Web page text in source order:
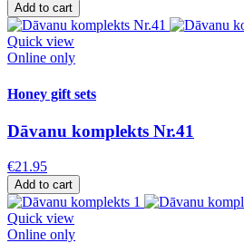
Add to cart
Quick view
Online only
Honey gift sets
Dāvanu komplekts Nr.41
€21.95
Add to cart
Quick view
Online only